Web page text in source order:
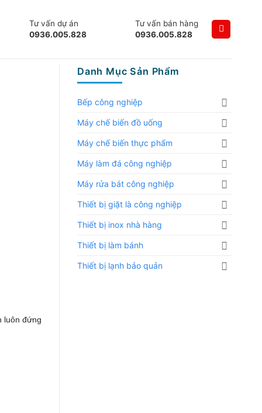
Tư vấn dự án
0936.005.828
Tư vấn bán hàng
0936.005.828
luôn đứng
Danh Mục Sản Phẩm
Bếp công nghiệp
Máy chế biến đồ uống
Máy chế biến thực phẩm
Máy làm đá công nghiệp
Máy rửa bát công nghiệp
Thiết bị giặt là công nghiệp
Thiết bị inox nhà hàng
Thiết bị làm bánh
Thiết bị lạnh bảo quản